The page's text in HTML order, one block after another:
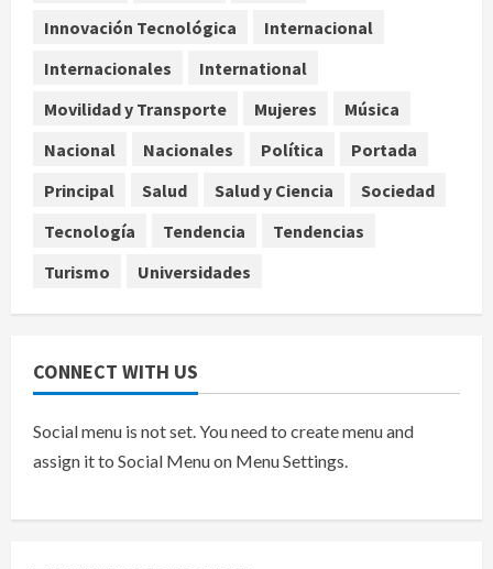
4
consumo de fruta ancestral con la
agosto 7, 2026
Internacional
EE.UU. amplía revisión de redes
y ciertos ciudadanos de México y
Innovación Tecnológica
Internacional
Internacionales
International
Movilidad y Transporte
Mujeres
Música
Nacional
Nacionales Política
Portada
Principal
Salud Salud y Ciencia
Sociedad
Tecnología
Tendencia
Tendencias
Turismo
Universidades
CONNECT WITH US
Social menu is not set. You need to create menu and
assign it to Social Menu on Menu Settings.